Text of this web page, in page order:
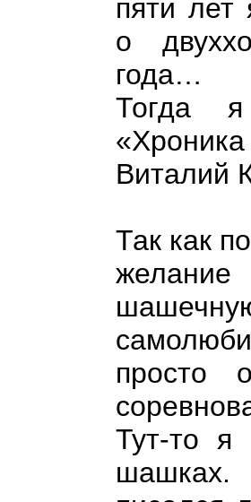
пяти лет
о
года…
Тогда
Виталий
Так как
просто
Тут-то я